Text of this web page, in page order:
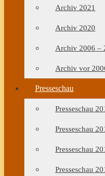
Archiv 2021
Archiv 2020
Archiv 2006 –
Archiv vor
Presseschau
Presseschau
Presseschau
Presseschau
Presseschau